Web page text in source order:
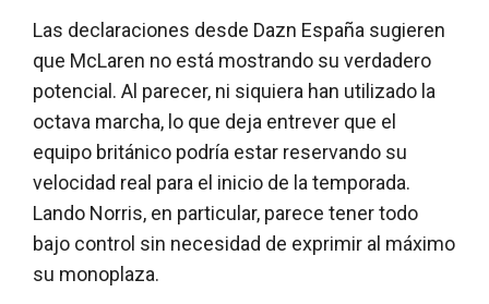
Las declaraciones desde Dazn España sugieren
que McLaren no está mostrando su verdadero
potencial. Al parecer, ni siquiera han utilizado la
octava marcha, lo que deja entrever que el
equipo británico podría estar reservando su
velocidad real para el inicio de la temporada.
Lando Norris, en particular, parece tener todo
bajo control sin necesidad de exprimir al máximo
su monoplaza.